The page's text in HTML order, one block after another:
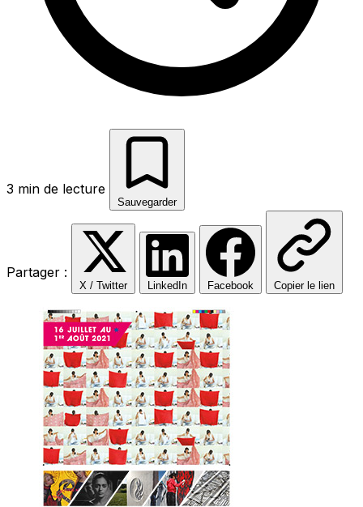
3 min de lecture
Sauvegarder
Partager :
X / Twitter LinkedIn Facebook Copier le lien